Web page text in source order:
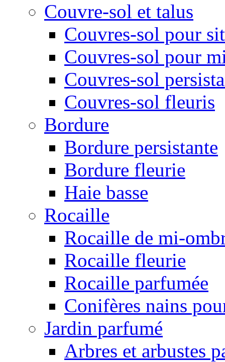
Couvre-sol et talus
Couvres-sol pour
Couvres-sol pour
Couvres-sol
Couvres-sol fleuris
Bordure
Bordure persistante
Bordure fleurie
Haie basse
Rocaille
Rocaille de mi-
Rocaille fleurie
Rocaille parfumée
Conifères nains
Jardin parfumé
Arbres et arbustes